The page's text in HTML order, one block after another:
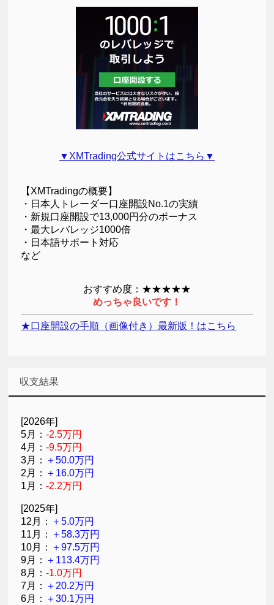
▼XMTrading公式サイトはこちら▼
【XMTradingの概要】
・日本人トレーダー口座開設No.1の実績
・新規口座開設で13,000円分のボーナス
・最大レバレッジ1000倍
・日本語サポート対応
など
おすすめ度：★★★★★
めっちゃ良いです！
★口座開設の手順（画像付き）最新版！はこちら
収支結果
[2026年]
5月：-2.5万円
4月：-9.5万円
3月： ＋50.0万円
2月： ＋16.0万円
1月：-2.2万円
[2025年]
12月： ＋5.0万円
11月： ＋58.3万円
10月： ＋97.5万円
9月： ＋113.4万円
8月：-1.0万円
7月： ＋20.2万円
6月： ＋30.1万円